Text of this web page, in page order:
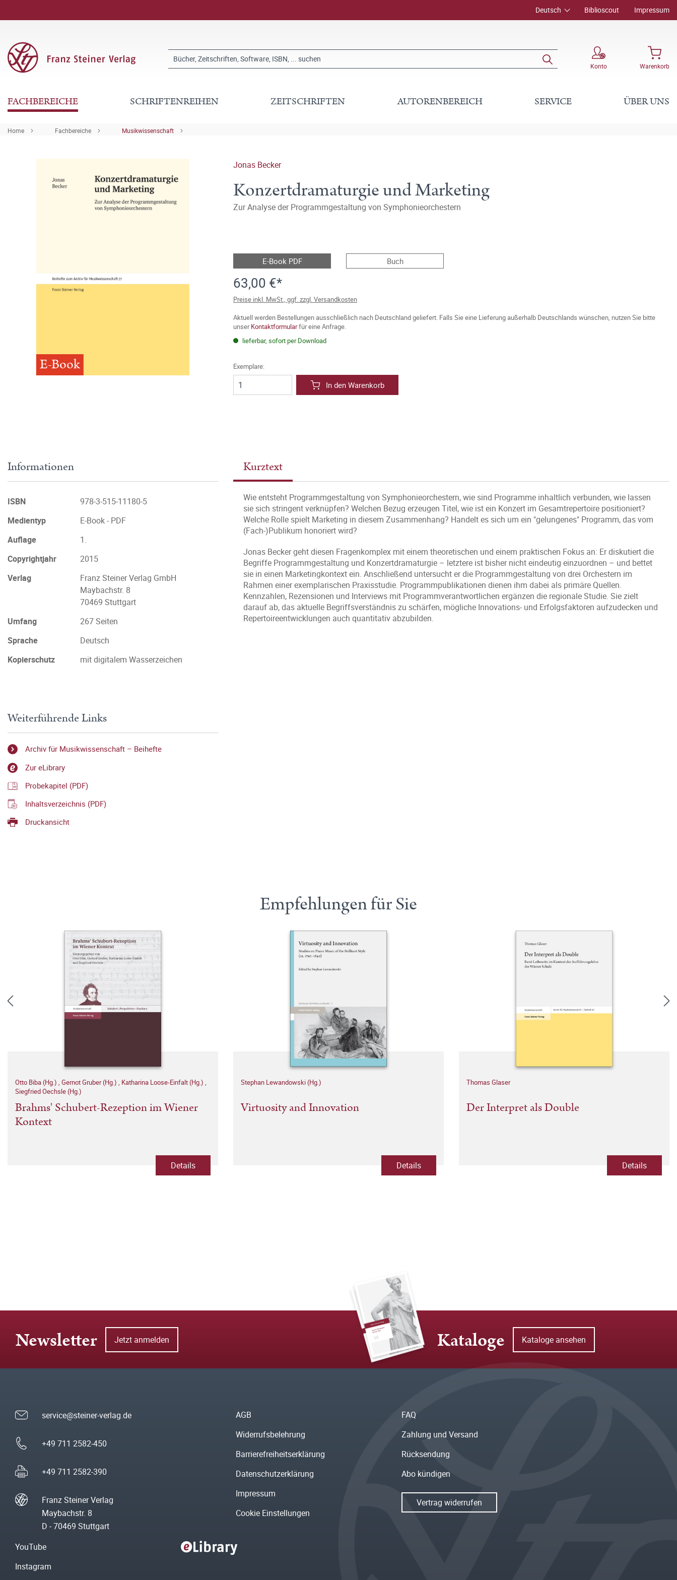
Deutsch Biblioscout Impressum
Konto Warenkorb
FACHBEREICHE SCHRIFTENREIHEN ZEITSCHRIFTEN AUTORENBEREICH SERVICE ÜBER UNS
Home Fachbereiche Musikwissenschaft
E-Book
Jonas Becker
Konzertdramaturgie und Marketing
Zur Analyse der Programmgestaltung von Symphonieorchestern
E-Book PDF Buch
63,00 €*
Preise inkl. MwSt., ggf. zzgl. Versandkosten
Aktuell werden Bestellungen ausschließlich nach Deutschland geliefert. Falls Sie eine Lieferung außerhalb Deutschlands wünschen, nutzen Sie bitte
unserKontaktformularfür eine Anfrage.
lieferbar, sofort per Download
Exemplare:
In den Warenkorb
Kurztext
Wie entsteht Programmgestaltung von Symphonieorchestern, wie sind Programme inhaltlich verbunden, wie lassen
sie sich stringent verknüpfen? Welchen Bezug erzeugen Titel, wie ist ein Konzert im Gesamtrepertoire positioniert?
Welche Rolle spielt Marketing in diesem Zusammenhang? Handelt es sich um ein "gelungenes" Programm, das vom
(Fach-)Publikum honoriert wird?
Jonas Becker geht diesen Fragenkomplex mit einem theoretischen und einem praktischen Fokus an: Er diskutiert die
Begriffe Programmgestaltung und Konzertdramaturgie – letztere ist bisher nicht eindeutig einzuordnen – und bettet
sie in einen Marketingkontext ein. Anschließend untersucht er die Programmgestaltung von drei Orchestern im
Rahmen einer exemplarischen Praxisstudie. Programmpublikationen dienen ihm dabei als primäre Quellen.
Kennzahlen, Rezensionen und Interviews mit Programmverantwortlichen ergänzen die regionale Studie. Sie zielt
darauf ab, das aktuelle Begriffsverständnis zu schärfen, mögliche Innovations- und Erfolgsfaktoren aufzudecken und
Repertoireentwicklungen auch quantitativ abzubilden.
Informationen
ISBN
978-3-515-11180-5
Medientyp
E-Book - PDF
Auflage
1.
Copyrightjahr
2015
Verlag
Franz Steiner Verlag GmbH
Maybachstr. 8
70469 Stuttgart
Umfang
267 Seiten
Sprache
Deutsch
Kopierschutz
mit digitalem Wasserzeichen
Weiterführende Links
Archiv für Musikwissenschaft – Beihefte
Zur eLibrary
Probekapitel (PDF)
Inhaltsverzeichnis (PDF)
Druckansicht
Empfehlungen für Sie
Otto Biba (Hg.) , Gernot Gruber (Hg.) , Katharina Loose-Einfalt (Hg.) ,
Siegfried Oechsle (Hg.)
Brahms' Schubert-Rezeption im Wiener
Kontext
Details
Stephan Lewandowski (Hg.)
Virtuosity and Innovation
Details
Thomas Glaser
Der Interpret als Double
Details
Newsletter Jetzt anmelden Kataloge Kataloge ansehen
service@steiner-verlag.de
+49 711 2582-450
+49 711 2582-390
Franz Steiner Verlag
Maybachstr. 8
D - 70469 Stuttgart
AGB
Widerrufsbelehrung
Barrierefreiheitserklärung
Datenschutzerklärung
Impressum
Cookie Einstellungen
FAQ
Zahlung und Versand
Rücksendung
Abo kündigen
Vertrag widerrufen
YouTube
Instagram